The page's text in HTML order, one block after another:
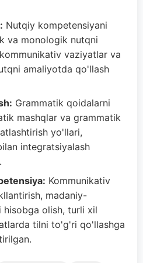
Nutqiy kompetensiyani
va monologik nutqni
vaziyatlar va
amaliyotda qo'llash
Grammatik qoidalarni
mashqlar va grammatik
yo'llari,
integratsiyalash
Kommunikativ
madaniy-
olish, turli xil
tilni to'g'ri qo'llashga